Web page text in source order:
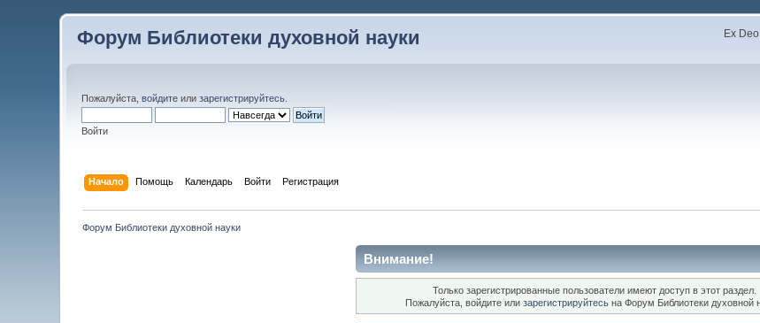
Форум Библиотеки духовной науки Ex
Пожалуйста,войдите илизарегистрируйтесь
Войти
Начало Помощь Календарь Войти Регистрация
Форум Библиотеки духовной науки
Внимание!
Только зарегистрированные пользователи имеют доступ в этот раздел.
Пожалуйста, войдите или зарегистрируйтесьна Форум Библиотеки духовной